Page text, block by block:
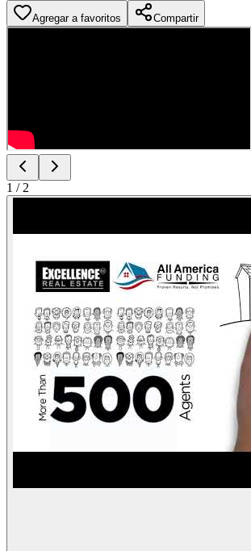
Agregar a favoritos Compartir
1 / 2